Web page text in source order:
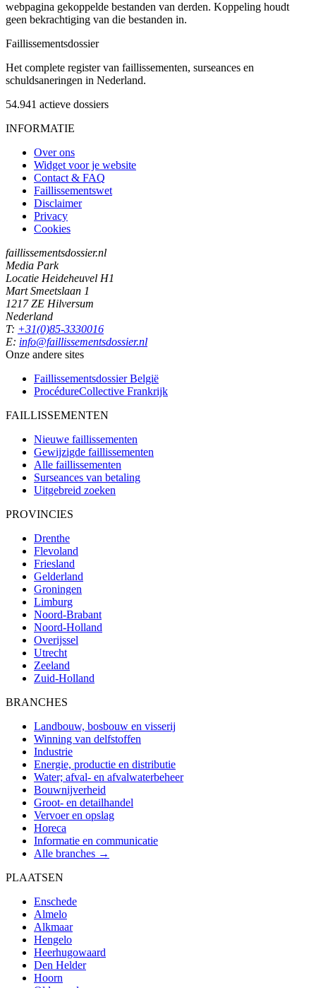
webpagina gekoppelde bestanden van derden. Koppeling houdt
geen bekrachtiging van die bestanden in.
Faillissementsdossier
Het complete register van faillissementen, surseances en
schuldsaneringen in Nederland.
54.941 actieve dossiers
INFORMATIE
Over ons
Widget voor je website
Contact & FAQ
Faillissementswet
Disclaimer
Privacy
Cookies
faillissementsdossier.nl
Media Park
Locatie Heideheuvel H1
Mart Smeetslaan 1
1217 ZE Hilversum
Nederland
T: +31(0)85-3330016
E: info@faillissementsdossier.nl
Onze andere sites
Faillissementsdossier België
ProcédureCollective Frankrijk
FAILLISSEMENTEN
Nieuwe faillissementen
Gewijzigde faillissementen
Alle faillissementen
Surseances van betaling
Uitgebreid zoeken
PROVINCIES
Drenthe
Flevoland
Friesland
Gelderland
Groningen
Limburg
Noord-Brabant
Noord-Holland
Overijssel
Utrecht
Zeeland
Zuid-Holland
BRANCHES
Landbouw, bosbouw en visserij
Winning van delfstoffen
Industrie
Energie, productie en distributie
Water; afval- en afvalwaterbeheer
Bouwnijverheid
Groot- en detailhandel
Vervoer en opslag
Horeca
Informatie en communicatie
Alle branches →
PLAATSEN
Enschede
Almelo
Alkmaar
Hengelo
Heerhugowaard
Den Helder
Hoorn